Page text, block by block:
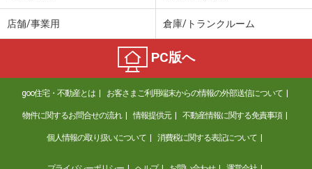
長野県上田市中央北３丁目
4.01万円
住 所
長野県上田市中央北３丁目
専有面積 28.98m²
間取り
2K
長野県須坂市大字野辺村石町
店舗/事業用 倉庫/トランクルーム
PC版へ
goo住宅・不動産とは お客さまご利用端末からの情報の外部送信について
物件に関するお問合せの流れ 情報提供元 不動産情報に関する免責事項
個人情報の取り扱いについて 消費税に関する表記について